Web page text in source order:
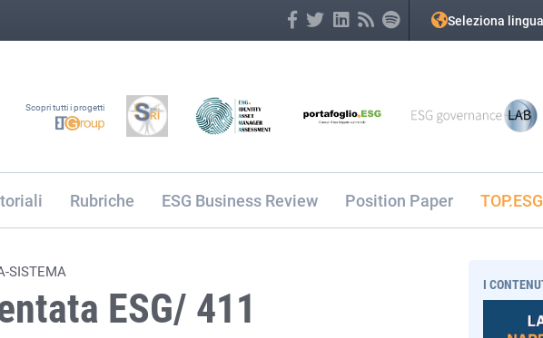
Seleziona lingua
Scopri tutti i progetti
Rubriche ESG Business Review Position Paper TOP.ESG
SISTEMA
ESG/ 411 I